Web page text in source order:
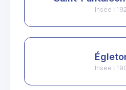
Insee :
Insee :